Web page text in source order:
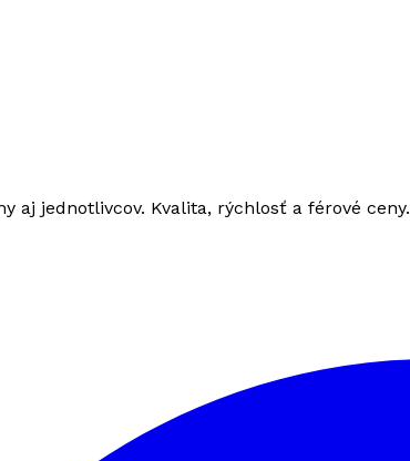
aj jednotlivcov. Kvalita, rýchlosť a férové ceny.